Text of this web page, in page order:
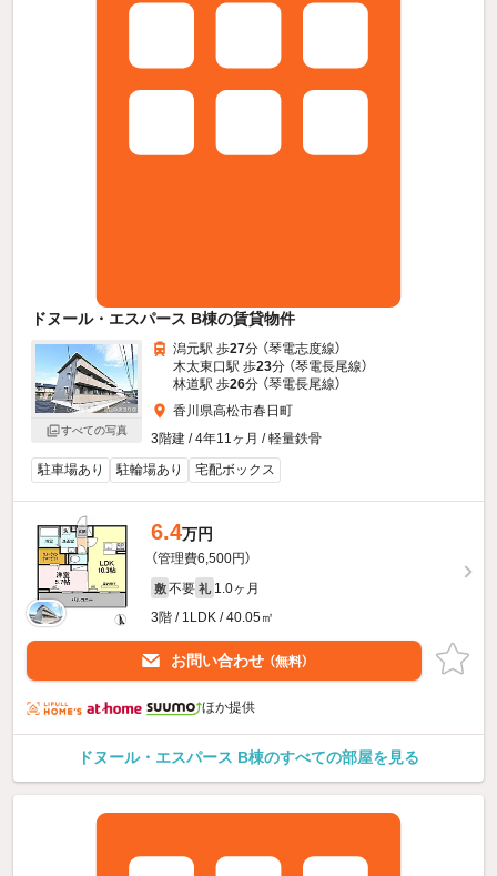
ドヌール・エスパース B棟の賃貸物件
すべての写真
潟元駅 歩27分 （琴電志度線）
木太東口駅 歩23分 （琴電長尾線）
林道駅 歩26分 （琴電長尾線）
香川県高松市春日町
3階建 / 4年11ヶ月 / 軽量鉄骨
駐車場あり
駐輪場あり 宅配ボックス
6.4万円
（管理費6,500円）
敷 不要 礼 1.0ヶ月
3階 / 1LDK / 40.05㎡
お問い合わせ （無料）
ほか提供
ドヌール・エスパース B棟のすべての部屋を見る